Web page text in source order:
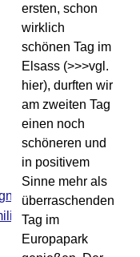
,Familie,
,Frankreich
ersten, schon
wirklich
schönen Tag im
Elsass (>>>vgl.
hier), durften wir
am zweiten Tag
einen noch
schöneren und
in positivem
Sinne mehr als
überraschenden
Tag im
Europapark